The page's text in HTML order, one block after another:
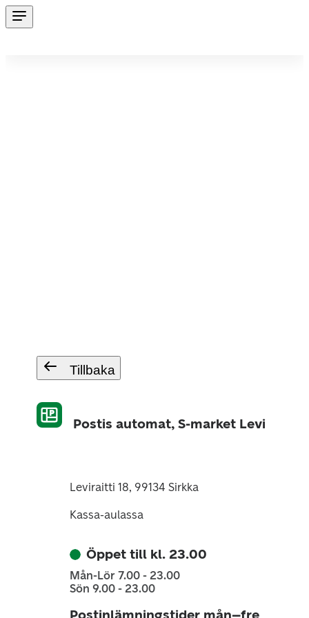
Tillbaka
Postis automat, S-market Levi
Leviraitti 18, 99134 Sirkka
Kassa-aulassa
Öppet till kl. 23.00
Mån-Lör 7.00 - 23.00
Sön 9.00 - 23.00